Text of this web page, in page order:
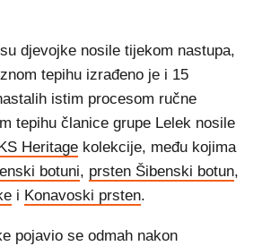
djevojke nosile tijekom nastupa,
tepihu izrađeno je i 15
istim procesom ručne
tepihu članice grupe Lelek nosile
Heritage kolekcije, među kojima
botuni, prsten Šibenski botun,
i Konavoski prsten.
pojavio se odmah nakon